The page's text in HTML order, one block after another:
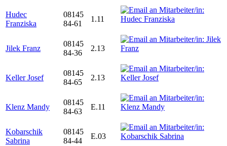
Hudec
Franziska
08145
84-61
1.11
Jilek Franz
08145
84-36
2.13
Keller Josef
08145
84-65
2.13
Klenz Mandy
08145
84-63
E.11
Kobarschik
Sabrina
08145
84-44
E.03